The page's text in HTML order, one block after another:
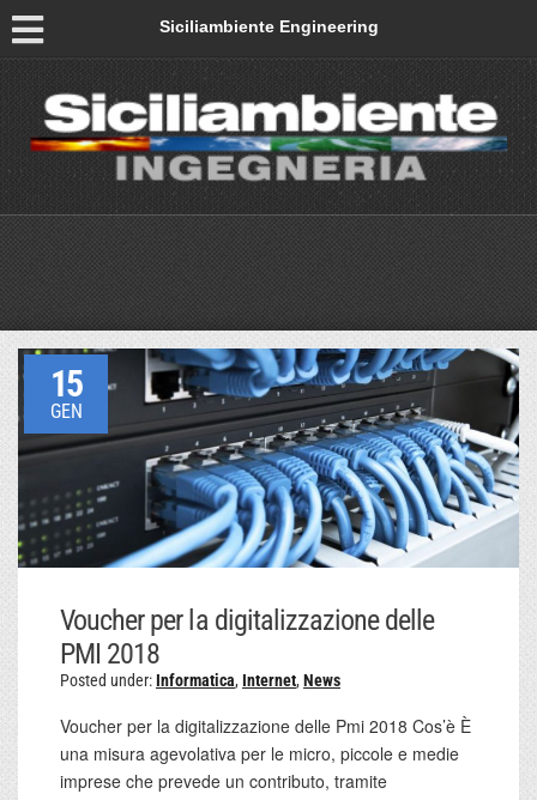
Siciliambiente Engineering
15
GEN
Voucher per la digitalizzazione delle
PMI 2018
Posted under:Informatica, Internet, News
Voucher per la digitalizzazione delle Pmi 2018 Cos’è È
una misura agevolativa per le micro, piccole e medie
imprese che prevede un contributo, tramite